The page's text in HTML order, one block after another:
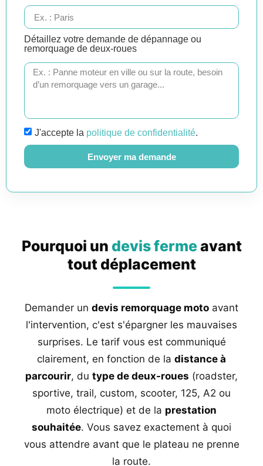
Détaillez votre demande de dépannage ou
remorquage de deux-roues
J'accepte la politique de confidentialité.
Envoyer ma demande
Pourquoi un devis fermeavant
tout déplacement
Demander un devis remorquage moto avant
l'intervention, c'est s'épargner les mauvaises
surprises. Le tarif vous est communiqué
clairement, en fonction de la distance à
parcourir, du type de deux-roues (roadster,
sportive, trail, custom, scooter, 125, A2 ou
moto électrique) et de la prestation
souhaitée. Vous savez exactement à quoi
vous attendre avant que le plateau ne prenne
la route.